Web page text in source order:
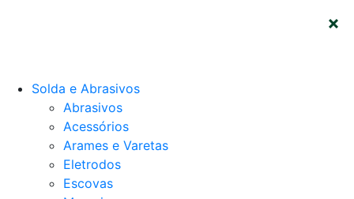
Solda e Abrasivos
Abrasivos
Acessórios
Arames e Varetas
Eletrodos
Escovas